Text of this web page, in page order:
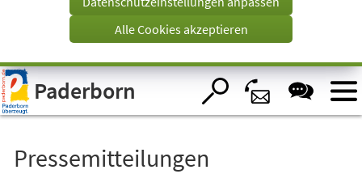
Visuelle
Assistenzsoftware
öffnen.
Alle Cookies akzeptieren
Paderborn
Pressemitteilungen